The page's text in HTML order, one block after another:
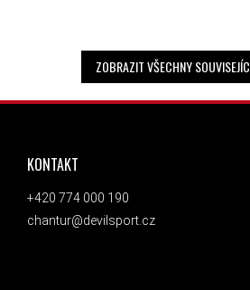
ZOBRAZIT VŠECHNY
ZÁPATÍ
KONTAKT
+420 774 000 190
chantur@devilsport.cz